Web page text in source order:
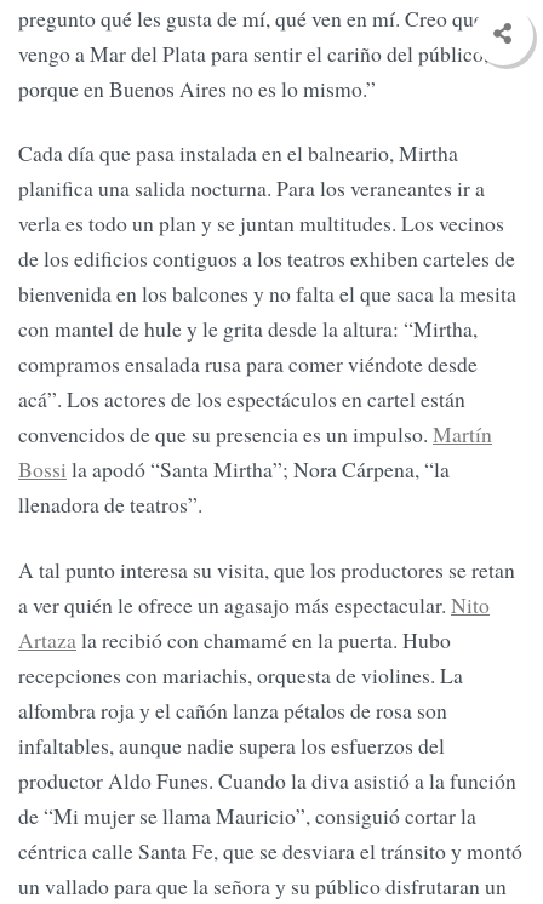
pregunto qué les gusta de mí, qué ven en mí. Creo que
vengo a Mar del Plata para sentir el cariño del público,
porque en Buenos Aires no es lo mismo.”
Cada día que pasa instalada en el balneario, Mirtha
planifica una salida nocturna. Para los veraneantes ir a
verla es todo un plan y se juntan multitudes. Los vecinos
de los edificios contiguos a los teatros exhiben carteles de
bienvenida en los balcones y no falta el que saca la mesita
con mantel de hule y le grita desde la altura: “Mirtha,
compramos ensalada rusa para comer viéndote desde
acá”. Los actores de los espectáculos en cartel están
convencidos de que su presencia es un impulso. Martín
Bossi la apodó “Santa Mirtha”; Nora Cárpena, “la
llenadora de teatros”.
A tal punto interesa su visita, que los productores se retan
a ver quién le ofrece un agasajo más espectacular. Nito
Artazala recibió con chamamé en la puerta. Hubo
recepciones con mariachis, orquesta de violines. La
alfombra roja y el cañón lanza pétalos de rosa son
infaltables, aunque nadie supera los esfuerzos del
productor Aldo Funes. Cuando la diva asistió a la función
de “Mi mujer se llama Mauricio”, consiguió cortar la
céntrica calle Santa Fe, que se desviara el tránsito y montó
un vallado para que la señora y su público disfrutaran un